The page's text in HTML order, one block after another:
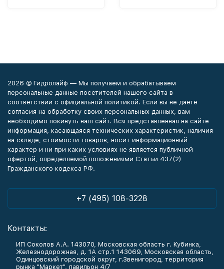
2026 © Гидролайф — Мы получаем и обрабатываем
персональные данные посетителей нашего сайта в
соответствии с официальной политикой. Если вы не даете
согласия на обработку своих персональных данных, вам
необходимо покинуть наш сайт. Вся представленная на сайте
информация, касающаяся технических характеристик, наличия
на складе, стоимости товаров, носит информационный
характер и ни при каких условиях не является публичной
офертой, определяемой положениями Статьи 437(2)
Гражданского кодекса РФ.
+7 (495) 108-3228
Контакты:
ИП Соколов А.А. 143070, Московская область г. Кубинка,
Железнодорожная, д. 1А стр.1 143069, Московская область,
Одинцовский городской округ, г.Звенигород, территория
рынка "Маркет", павильон 4/7